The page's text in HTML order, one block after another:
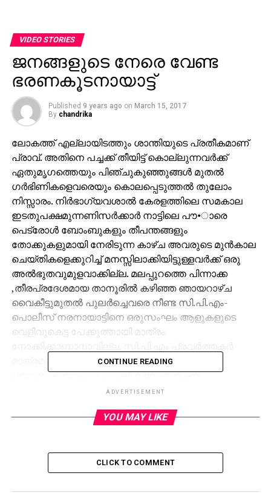
VIDEO STORIES
ജനങ്ങളുടെ നേരെ വേണ്ട
ഭരണകൂടനായാട്ട്
Published 9 years ago on March 15, 2017
By chandrika
ലോകത്ത് എല്ലായിടത്തും ശാന്തിയുടെ പ്രതീകമാണ്
പ്രാവ്. അതിനെ പച്ചക്ക് തീയിട്ട് കൊല്ലുന്നവര്‍ക്ക്
ഏതുമൃഗത്തെയും പിഞ്ചുകുഞ്ഞുങ്ങള്‍ മുതല്‍
ഗര്‍ഭിണികളെവരെയും കൊലപ്പെടുത്തല്‍ തുലോം
നിസ്സാരം. നിര്‍ഭാഗ്യവശാല്‍ കേരളത്തിലെ സമകാല
ഇടതുപക്ഷമുന്നണിസര്‍ക്കാര്‍ നാട്ടിലെ പൗ•ാരെ
പെട്രോള്‍ ബോംബുകളും തീപന്തങ്ങളും
തോക്കുകളുമായി നേരിടുന്ന കാഴ്ച അവരുടെ മുന്‍കാല
ചെയ്തികളെക്കുറിച്ച് മനസ്സിലാക്കിയിട്ടുള്ളവര്‍ക്ക് ഒരു
അല്‍ഭുതവുമുളവാക്കില്ല. മലപ്പുറത്തെ പിന്നാക്ക
,തീരപ്രദേശമായ താനൂരില്‍ കഴിഞ്ഞ ഞായറാഴ്ച
വൈകീട്ടുമുതല്‍ പുലര്‍ച്ചെവരെ നീണ്ട സി.പി.എം-
പൊലീസ് നരനായാട്ടിനെ ഒരുസംഘം ആളുകളുടെ
വെളിവുകെട്ട പേക്കൂത്തായി മാത്രം
മാത്രമല്ല, ക്രമസമാധാനം പരിപാലിക്കാന്‍
ഉത്തരവാദിത്തപ്പെട്ട പൊലീസ്‌സേന തന്നെ
അക്രമപരമ്പരകള്‍ക്ക് ചുക്കാനേന്തി എന്നത്
വീടുകളും കടകളും ബസ്സും കാറും ഓട്ടോയുമടക്കം
പൊലീസാകട്ടെ നിസ്സഹായരായ മനുഷ്യരോട്
അതിക്രൂരമായാണ് പെരുമാറിയത്.
CONTINUE READING
ADVERTISEMENT
YOU MAY LIKE
CLICK TO COMMENT